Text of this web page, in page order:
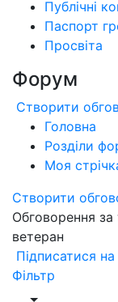
Публічні
Паспорт
Просвіта
Форум
Створити
Головна
Розділи
Моя
Створити
Обговорення за
ветеран
Підписатися на
Фільтр